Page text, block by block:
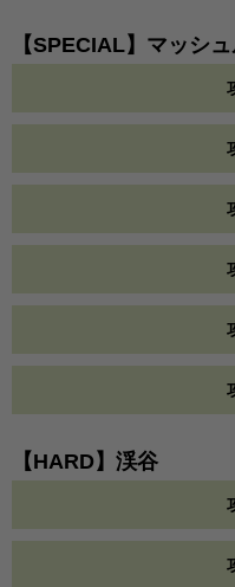
【SPECIAL】マッシ
【HARD】渓谷